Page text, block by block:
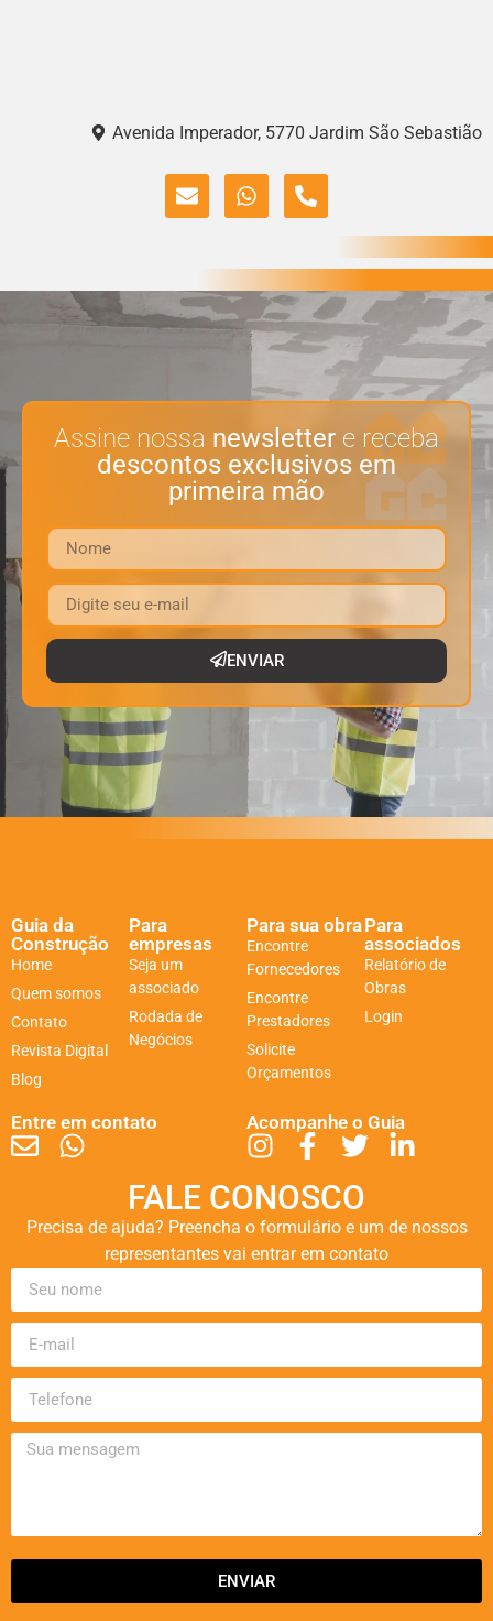
Avenida Imperador, 5770 Jardim São Sebastião
Assine nossa newsletter e receba
descontos exclusivos em
primeira mão
ENVIAR
Guia da
Construção
Home
Quem somos
Contato
Revista Digital
Blog
Para
empresas
Seja um
associado
Rodada de
Negócios
Para sua obra
Encontre
Fornecedores
Encontre
Prestadores
Solicite
Orçamentos
Para
associados
Relatório de
Obras
Login
Entre em contato Acompanhe o Guia
FALE CONOSCO
Precisa de ajuda? Preencha o formulário e um de nossos
representantes vai entrar em contato
ENVIAR